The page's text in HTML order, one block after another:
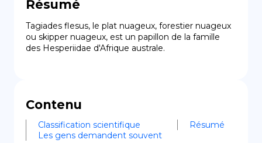
Résumé
Tagiades flesus, le plat nuageux, forestier nuageux
ou skipper nuageux, est un papillon de la famille
des Hesperiidae d'Afrique australe.
Contenu
Classification scientifique
Résumé
Les gens demandent souvent